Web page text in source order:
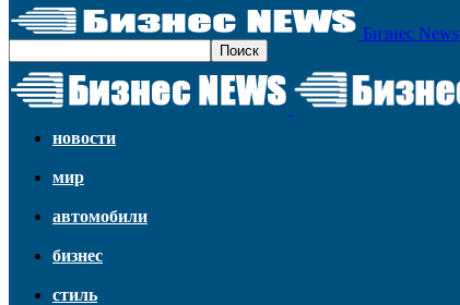
Бизнес News
новости
мир
автомобили
бизнес
стиль